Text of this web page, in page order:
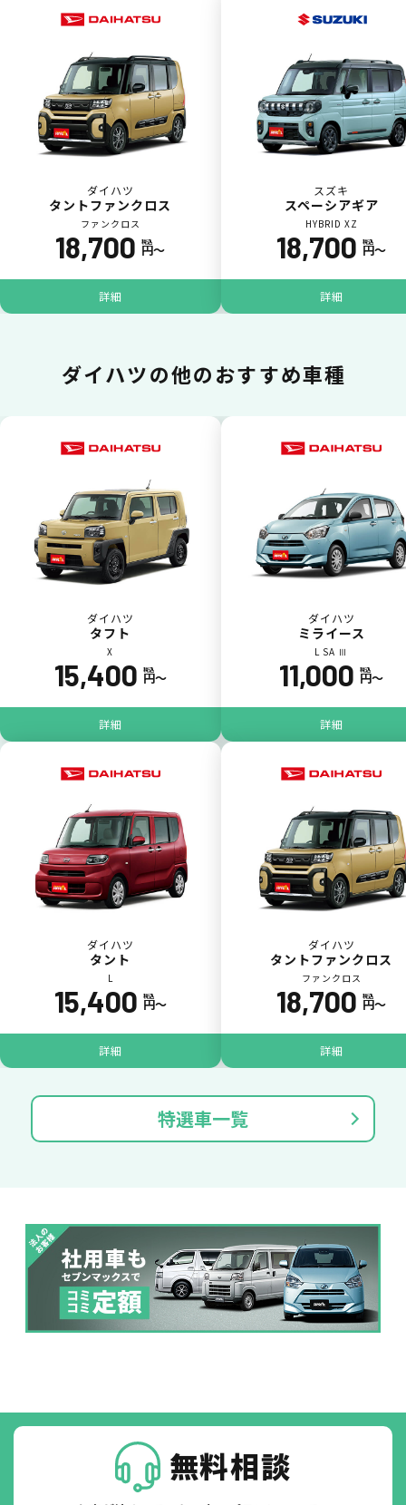
いままで難しかったカーリースの利用料金を
一括（一回）払いで可能。
ポイントが貯まる
POINT
5
ジョイカル たすカッター3
ガラス破損
落書き
バンパー
破損
※たすカッターをご利用頂く場合、免責金額が１回あたり5,000円
掛かります。
ダイハツ
タントファンクロス
ファンクロス
18,700 税込
円〜
詳細
スズキ
スペーシアギア
HYBRID XZ
18,700 税込
円〜
詳細
ダイハツの他のおすすめ車種
ダイハツ
タフト
X
15,400 税込
円〜
詳細
ダイハツ
ミライース
L SA Ⅲ
11,000 税込
円〜
詳細
ダイハツ
タント
L
15,400 税込
円〜
詳細
ダイハツ
タントファンクロス
ファンクロス
18,700 税込
円〜
詳細
特選車一覧
無料相談